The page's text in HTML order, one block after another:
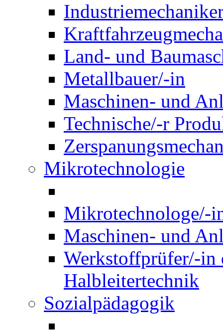
Land- und
Metallbauer/-in
Maschinen- und
Technische/-r
Mikrotechnologie
Mikrotechnologe/-
Maschinen- und
Werkstoffprüfer/-in
Halbleitertechnik
Sozialpädagogik